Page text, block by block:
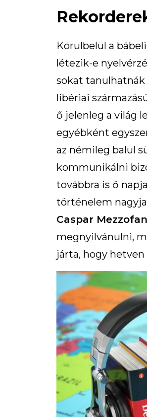
Körülbelül a
létezik-e
sokat
libériai
ő jelenleg a világ
egyébként
az némileg balul
kommunikálni
továbbra is ő
történelem
Caspar
megnyilvánulni,
járta, hogy